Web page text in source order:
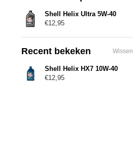
Shell Helix Ultra 5W-40
€12,95
Recent bekeken Wissen
Shell Helix HX7 10W-40
€12,95